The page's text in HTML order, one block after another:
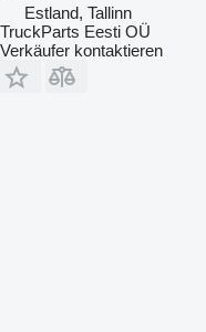
Estland, Tallinn
TruckParts Eesti OÜ
Verkäufer kontaktieren